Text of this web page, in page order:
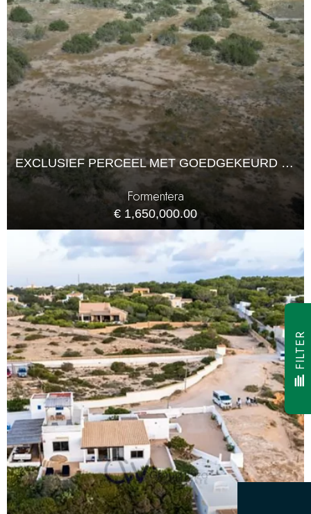
EXCLUSIEF PERCEEL MET GOEDGEKEURD PROJECT IN FORMENTERA
Formentera
€ 1,650,000.00
FILTER